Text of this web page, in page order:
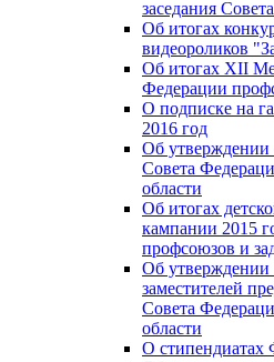
заседания
Об итогах
видеороликов
Об итогах XII
Федерации
О подписке на
2016 год
Об утверждении
Совета
области
Об итогах
кампании 2015
профсоюзов и
Об утверждении
заместителей
Совета
области
О